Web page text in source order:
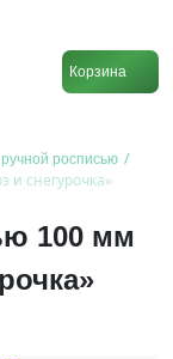
Корзина
росписью /
и снегурочка»
100 мм